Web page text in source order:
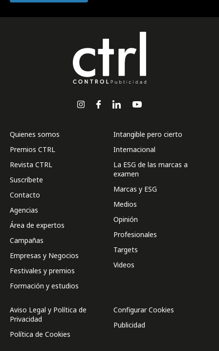
Quienes somos
Premios CTRL
Revista CTRL
Suscríbete
Contacto
Agencias
Área de expertos
Campañas
Empresas y Negocios
Festivales y premios
Formación y estudios
Intangible pero cierto
Internacional
La ESG de las marcas a
examen
Marcas y ESG
Medios
Opinión
Profesionales
Targets
Videos
Aviso Legal y Política de
Privacidad
Política de Cookies
Configurar Cookies
Publicidad